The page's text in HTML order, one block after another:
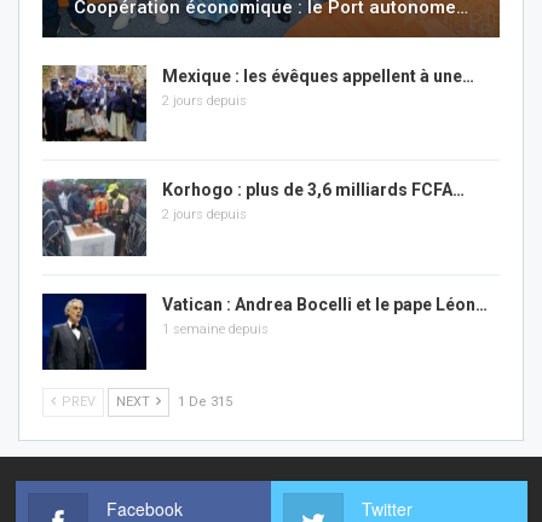
Coopération économique : le Port autonome…
Mexique : les évêques appellent à une…
2 jours depuis
Korhogo : plus de 3,6 milliards FCFA…
2 jours depuis
Vatican : Andrea Bocelli et le pape Léon…
1 semaine depuis
PREV NEXT 1 De 315
Facebook Twitter